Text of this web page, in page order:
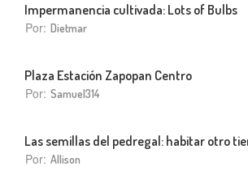
Impermanencia cultivada: Lots of Bulbs
Por: Dietmar
Plaza Estación Zapopan Centro
Por: Samuel314
Las semillas del pedregal: habitar otro
Por: Allison